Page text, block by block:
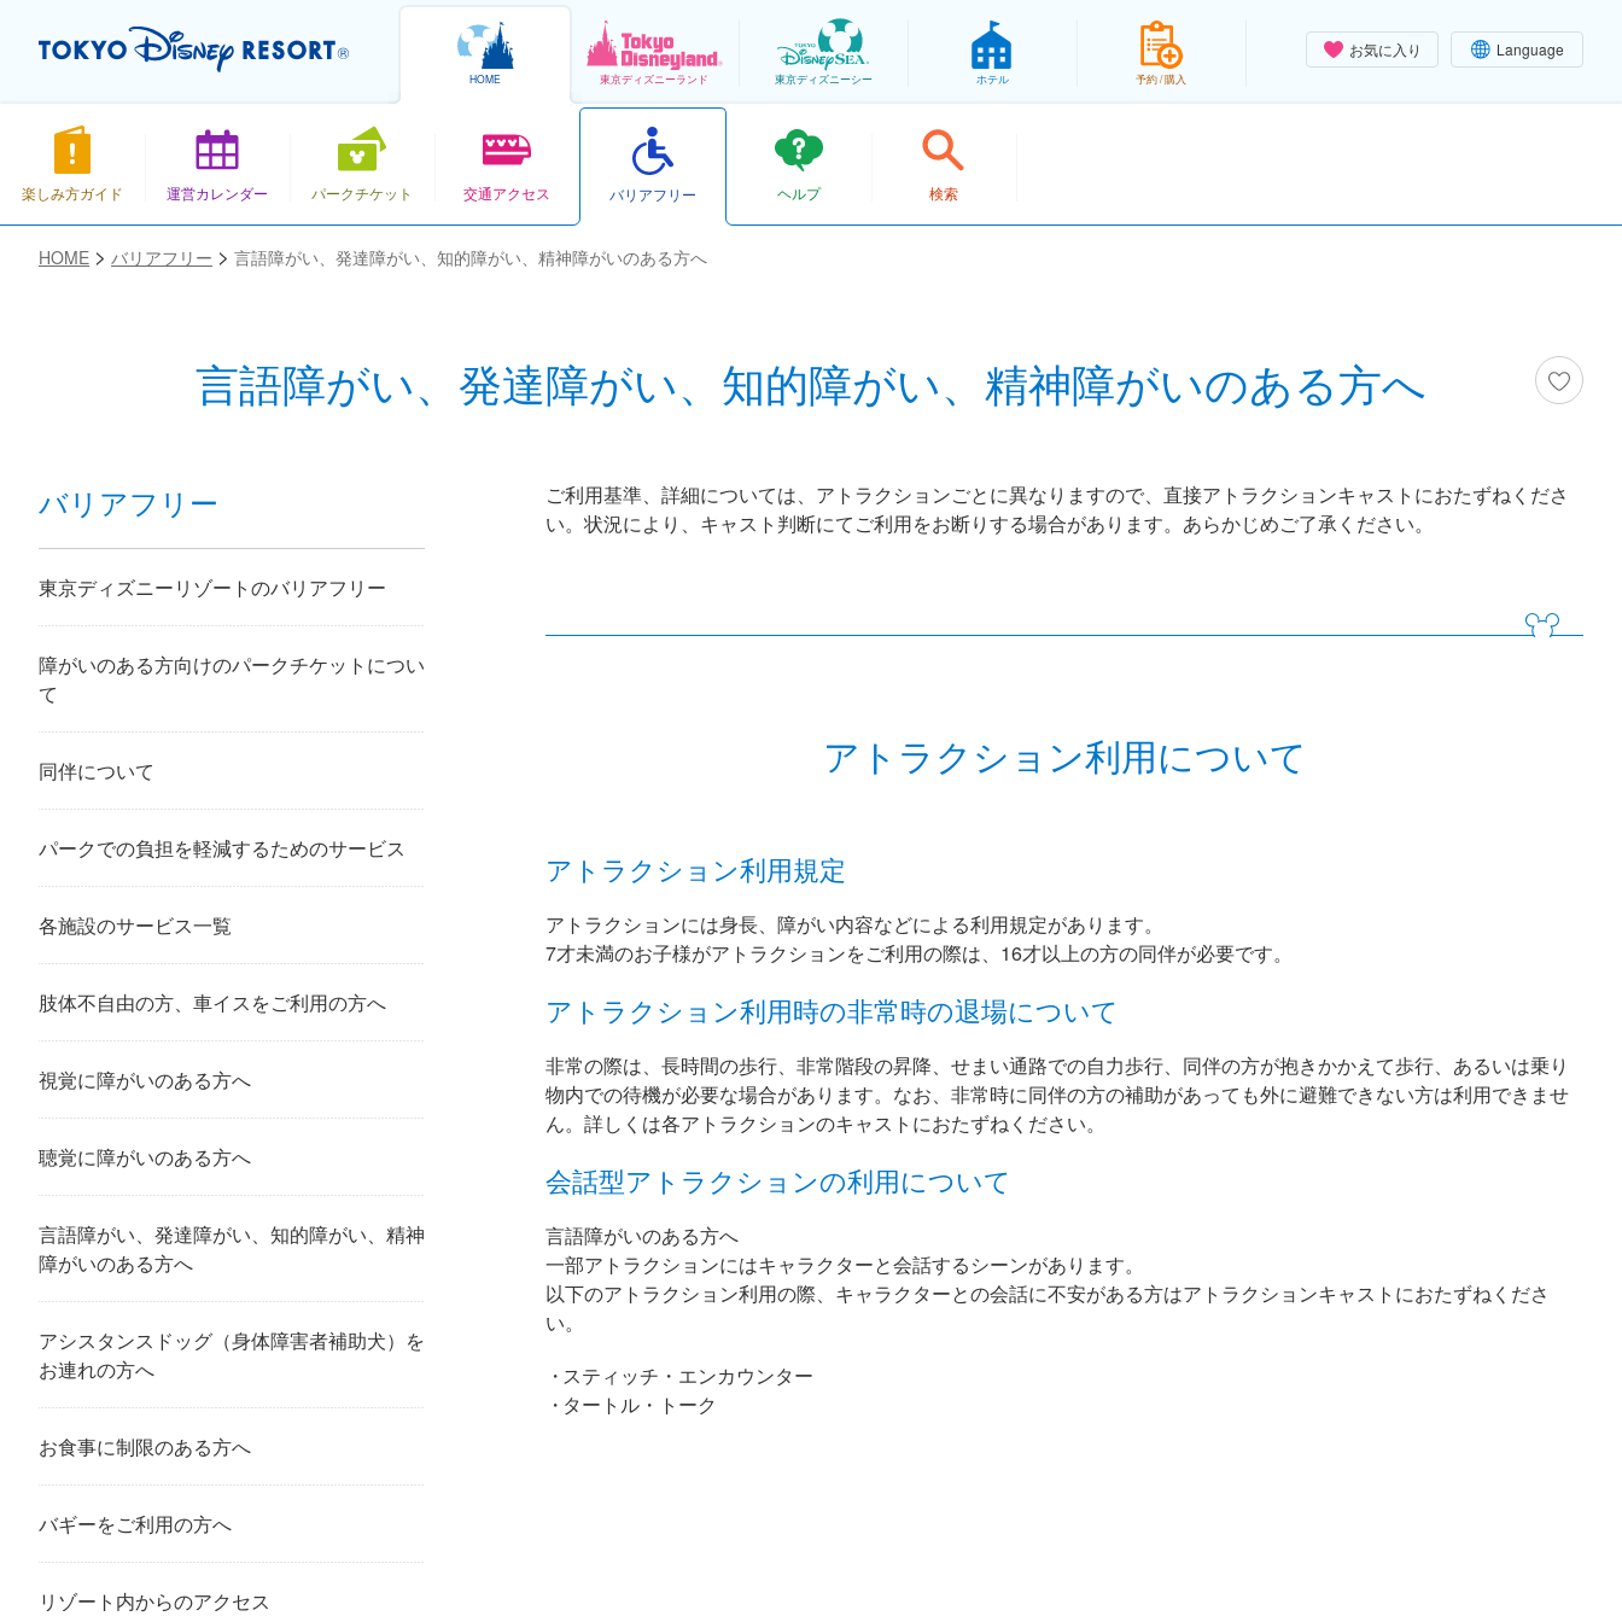
お気に入り Language
HOME 東京ディズニーランド 東京ディズニーシー ホテル 予約 / 購入
楽しみ方ガイド 運営カレンダー パークチケット 交通アクセス バリアフリー ヘルプ 検索
HOME バリアフリー 言語障がい、発達障がい、知的障がい、精神障がいのある方へ
言語障がい、発達障がい、知的障がい、精神障がいのある方へ
お気に入り
ご利用基準、詳細については、アトラクションごとに異なりますので、直接アトラクションキャストにおたずねくださ
い。状況により、キャスト判断にてご利用をお断りする場合があります。あらかじめご了承ください。
アトラクション利用について
アトラクション利用規定
アトラクションには身長、障がい内容などによる利用規定があります。
7才未満のお子様がアトラクションをご利用の際は、16才以上の方の同伴が必要です。
アトラクション利用時の非常時の退場について
非常の際は、長時間の歩行、非常階段の昇降、せまい通路での自力歩行、同伴の方が抱きかかえて歩行、あるいは乗り
物内での待機が必要な場合があります。なお、非常時に同伴の方の補助があっても外に避難できない方は利用できませ
ん。詳しくは各アトラクションのキャストにおたずねください。
会話型アトラクションの利用について
言語障がいのある方へ
一部アトラクションにはキャラクターと会話するシーンがあります。
以下のアトラクション利用の際、キャラクターとの会話に不安がある方はアトラクションキャストにおたずねくださ
い。
スティッチ・エンカウンター
タートル・トーク
バリアフリー
東京ディズニーリゾートのバリアフリー
障がいのある方向けのパークチケットについ
て
同伴について
パークでの負担を軽減するためのサービス
各施設のサービス一覧
肢体不自由の方、車イスをご利用の方へ
視覚に障がいのある方へ
聴覚に障がいのある方へ
言語障がい、発達障がい、知的障がい、精神
障がいのある方へ
アシスタンスドッグ（身体障害者補助犬）を
お連れの方へ
お食事に制限のある方へ
バギーをご利用の方へ
リゾート内からのアクセス